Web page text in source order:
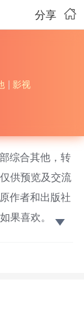
分享
| 影视
综合其他，转
供预览及交流
作者和出版社
果喜欢。请支
生地，有一种